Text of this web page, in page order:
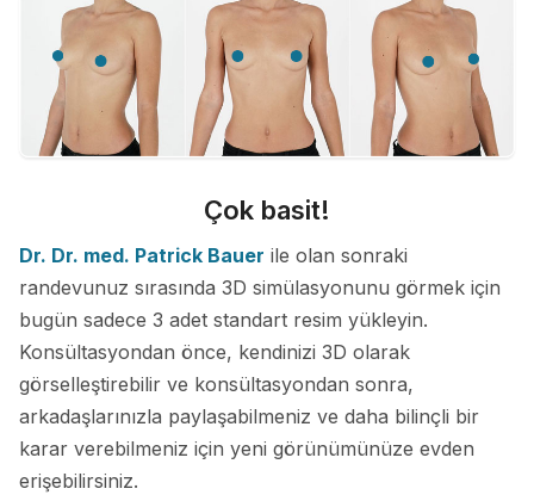
Çok basit!
Dr. Dr. med. Patrick Bauer ile olan sonraki
randevunuz sırasında 3D simülasyonunu görmek için
bugün sadece 3 adet standart resim yükleyin.
Konsültasyondan önce, kendinizi 3D olarak
görselleştirebilir ve konsültasyondan sonra,
arkadaşlarınızla paylaşabilmeniz ve daha bilinçli bir
karar verebilmeniz için yeni görünümünüze evden
erişebilirsiniz.